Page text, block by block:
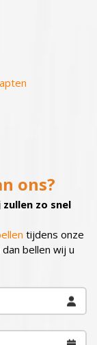
ons?
zo snel
tijdens onze
bellen wij u